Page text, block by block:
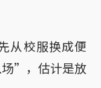
从校服换成便
”，估计是放